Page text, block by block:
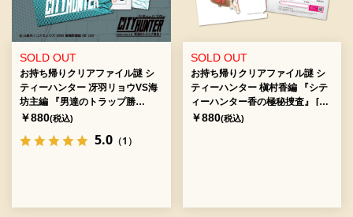
SOLD OUT
お持ち帰りクリアファイル謎 シ
ティーハンター 冴羽リョウVS海
坊主編 『男達のトラップ勝
負！』 [送料ウエイト：2]
￥880(税込)
5.0 （1）
SOLD OUT
お持ち帰りクリアファイル謎 シ
ティーハンター 槇村香編 『シテ
ィーハンター香の極秘捜査』 [送
料ウエイト：2]
￥880(税込)